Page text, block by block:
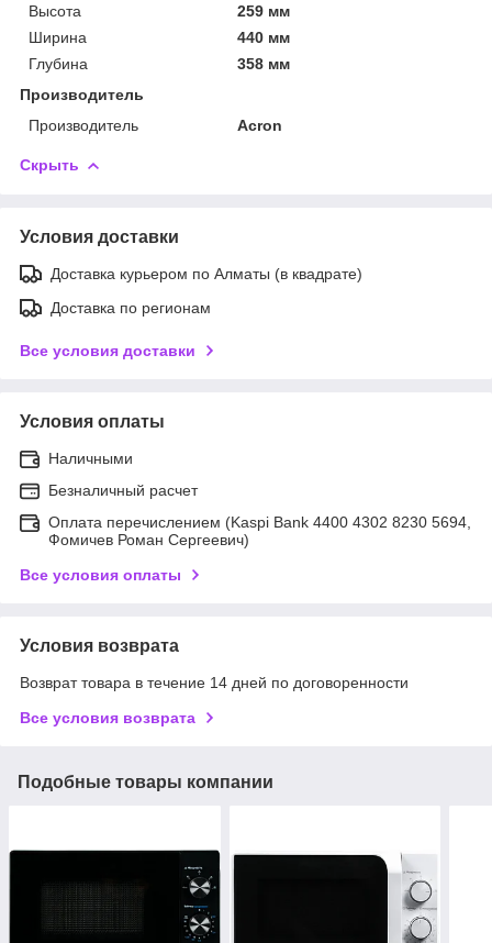
Высота
259 мм
Ширина
440 мм
Глубина
358 мм
Производитель
Производитель
Acron
Скрыть
Условия доставки
Доставка курьером по Алматы (в квадрате)
Доставка по регионам
Все условия доставки
Условия оплаты
Наличными
Безналичный расчет
Оплата перечислением (Kaspi Bank 4400 4302 8230 5694,
Фомичев Роман Сергеевич)
Все условия оплаты
Условия возврата
Возврат товара в течение 14 дней по договоренности
Все условия возврата
Подобные товары компании